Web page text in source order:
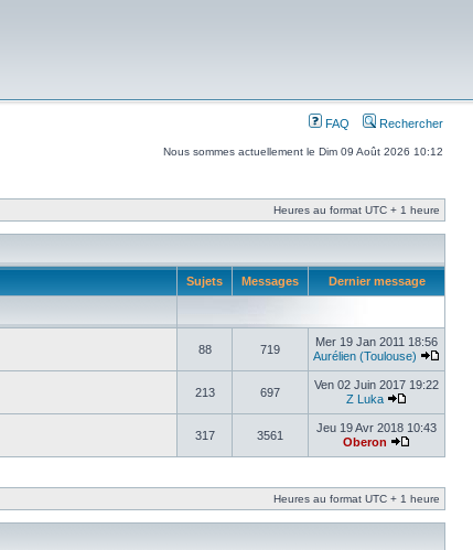
FAQ Rechercher
Nous sommes actuellement le Dim 09 Août 2026 10:12
Heures au format UTC + 1 heure
Sujets Messages Dernier message
88 719
Mer 19 Jan 2011 18:56
Aurélien (Toulouse)
213 697
Ven 02 Juin 2017 19:22
Z Luka
317 3561
Jeu 19 Avr 2018 10:43
Oberon
Heures au format UTC + 1 heure